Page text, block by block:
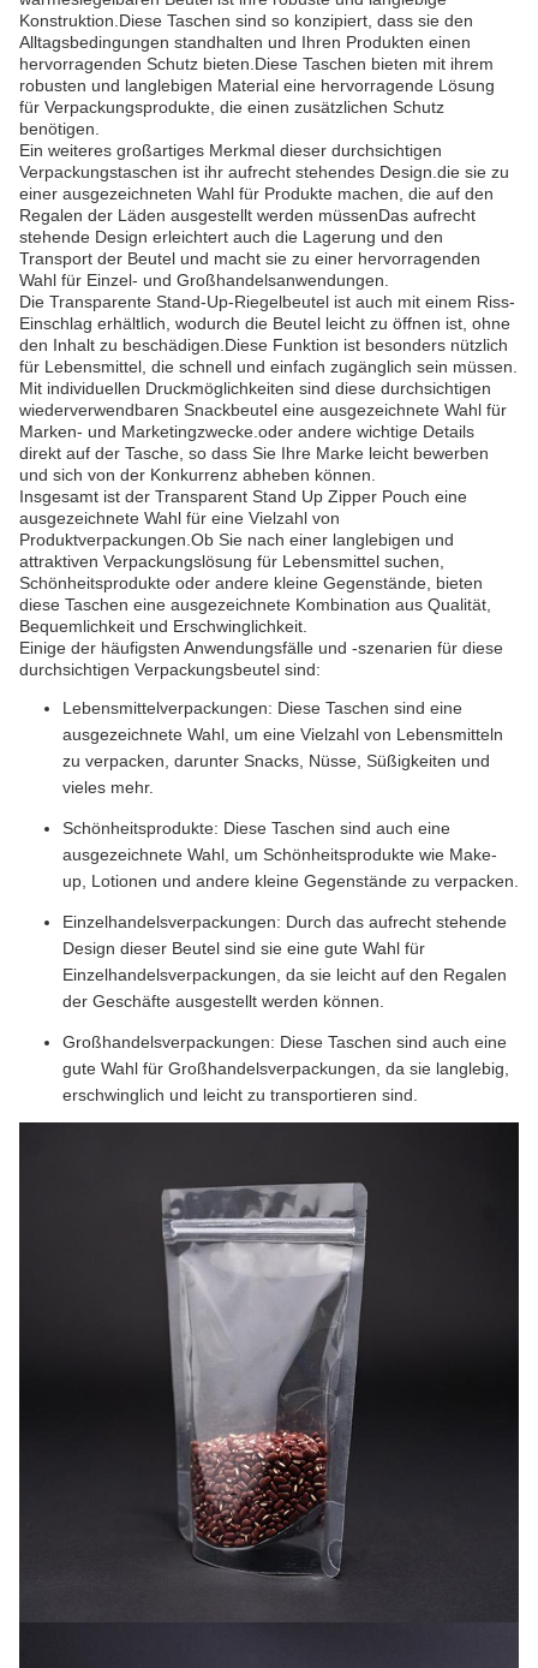
Konstruktion.Diese Taschen sind so konzipiert, dass sie den
Alltagsbedingungen standhalten und Ihren Produkten einen
hervorragenden Schutz bieten.Diese Taschen bieten mit ihrem
robusten und langlebigen Material eine hervorragende Lösung
für Verpackungsprodukte, die einen zusätzlichen Schutz
benötigen.
Ein weiteres großartiges Merkmal dieser durchsichtigen
Verpackungstaschen ist ihr aufrecht stehendes Design.die sie zu
einer ausgezeichneten Wahl für Produkte machen, die auf den
Regalen der Läden ausgestellt werden müssenDas aufrecht
stehende Design erleichtert auch die Lagerung und den
Transport der Beutel und macht sie zu einer hervorragenden
Wahl für Einzel- und Großhandelsanwendungen.
Die Transparente Stand-Up-Riegelbeutel ist auch mit einem Riss-
Einschlag erhältlich, wodurch die Beutel leicht zu öffnen ist, ohne
den Inhalt zu beschädigen.Diese Funktion ist besonders nützlich
für Lebensmittel, die schnell und einfach zugänglich sein müssen.
Mit individuellen Druckmöglichkeiten sind diese durchsichtigen
wiederverwendbaren Snackbeutel eine ausgezeichnete Wahl für
Marken- und Marketingzwecke.oder andere wichtige Details
direkt auf der Tasche, so dass Sie Ihre Marke leicht bewerben
und sich von der Konkurrenz abheben können.
Insgesamt ist der Transparent Stand Up Zipper Pouch eine
ausgezeichnete Wahl für eine Vielzahl von
Produktverpackungen.Ob Sie nach einer langlebigen und
attraktiven Verpackungslösung für Lebensmittel suchen,
Schönheitsprodukte oder andere kleine Gegenstände, bieten
diese Taschen eine ausgezeichnete Kombination aus Qualität,
Bequemlichkeit und Erschwinglichkeit.
Einige der häufigsten Anwendungsfälle und -szenarien für diese
durchsichtigen Verpackungsbeutel sind:
Lebensmittelverpackungen: Diese Taschen sind eine
ausgezeichnete Wahl, um eine Vielzahl von Lebensmitteln
zu verpacken, darunter Snacks, Nüsse, Süßigkeiten und
vieles mehr.
Schönheitsprodukte: Diese Taschen sind auch eine
ausgezeichnete Wahl, um Schönheitsprodukte wie Make-
up, Lotionen und andere kleine Gegenstände zu verpacken.
Einzelhandelsverpackungen: Durch das aufrecht stehende
Design dieser Beutel sind sie eine gute Wahl für
Einzelhandelsverpackungen, da sie leicht auf den Regalen
der Geschäfte ausgestellt werden können.
Großhandelsverpackungen: Diese Taschen sind auch eine
gute Wahl für Großhandelsverpackungen, da sie langlebig,
erschwinglich und leicht zu transportieren sind.